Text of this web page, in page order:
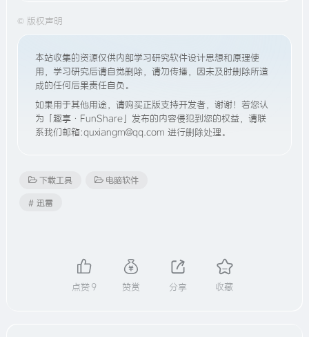
© 版权声明
本站收集的资源仅供内部学习研究软件设计思想和原理使
用，学习研究后请自觉删除，请勿传播，因未及时删除所造
成的任何后果责任自负。
如果用于其他用途，请购买正版支持开发者，谢谢！若您认
为「趣享·FunShare」发布的内容侵犯到您的权益，请联
系我们邮箱:quxiangm@qq.com 进行删除处理。
下载工具 电脑软件
# 迅雷
点赞9 赞赏 分享 收藏